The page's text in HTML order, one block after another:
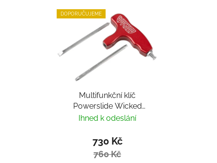
DOPORUČUJEME
Multifunkční klíč
Powerslide Wicked
Hardcore Tool
Ihned k odeslání
730 Kč
760 Kč